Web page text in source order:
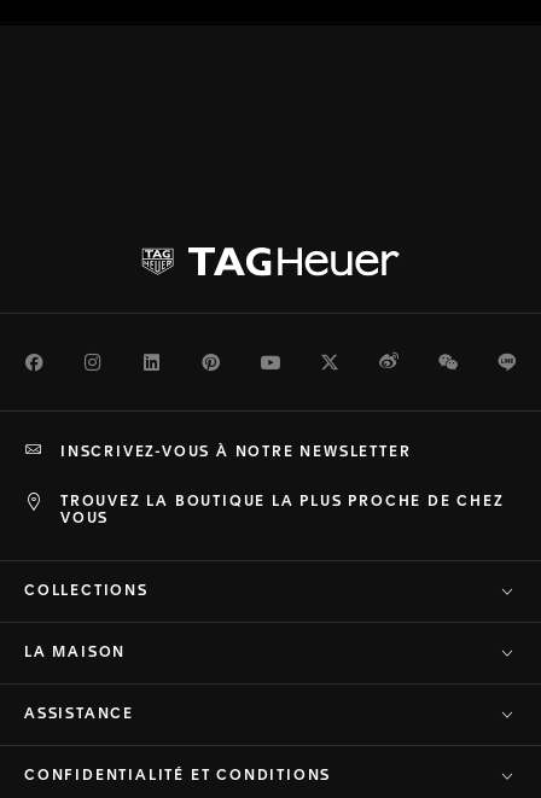
FacebookInstagramLinkedInPinterestYoutubeTwitterWeiboWeChat
TROUVEZ LA BOUTIQUE LA PLUS PROCHE DE CHEZ
VOUS
INSCRIVEZ-VOUS À NOTRE NEWSLETTER
COLLECTIONS
LA MAISON
ASSISTANCE
CONFIDENTIALITÉ ET CONDITIONS